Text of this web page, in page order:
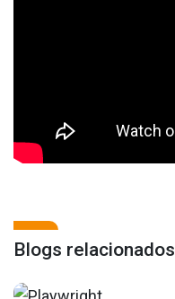
Blogs relacionados